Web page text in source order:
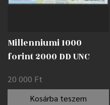
Millenniumi 1000
forint 2000 DD UNC
20 000 Ft
Kosárba teszem